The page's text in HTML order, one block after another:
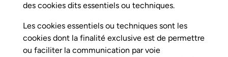
des cookies dits essentiels ou techniques.
Les cookies essentiels ou techniques sont les
cookies dont la finalité exclusive est de permettre
ou faciliter la communication par voie